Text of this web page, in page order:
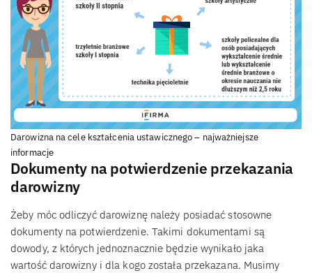
Darowizna na cele kształcenia ustawicznego – najważniejsze
informacje
Dokumenty na potwierdzenie przekazania
darowizny
Żeby móc odliczyć darowiznę należy posiadać stosowne
dokumenty na potwierdzenie. Takimi dokumentami są
dowody, z których jednoznacznie będzie wynikało jaka
wartość darowizny i dla kogo została przekazana. Musimy